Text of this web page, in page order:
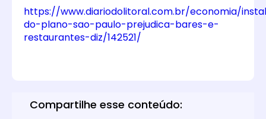
https://www.diariodolitoral.com.br/economia/
do-plano-sao-paulo-prejudica-bares-e-
restaurantes-diz/142521/
Compartilhe esse conteúdo: